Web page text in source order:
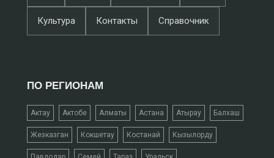
Культура Контакты Справочник
ПО РЕГИОНАМ
Актау Актобе Алматы Астана Атырау Балхаш
Жезказган Кокшетау Костанай Кызылорду